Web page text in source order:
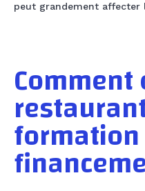
peut grandement affecter